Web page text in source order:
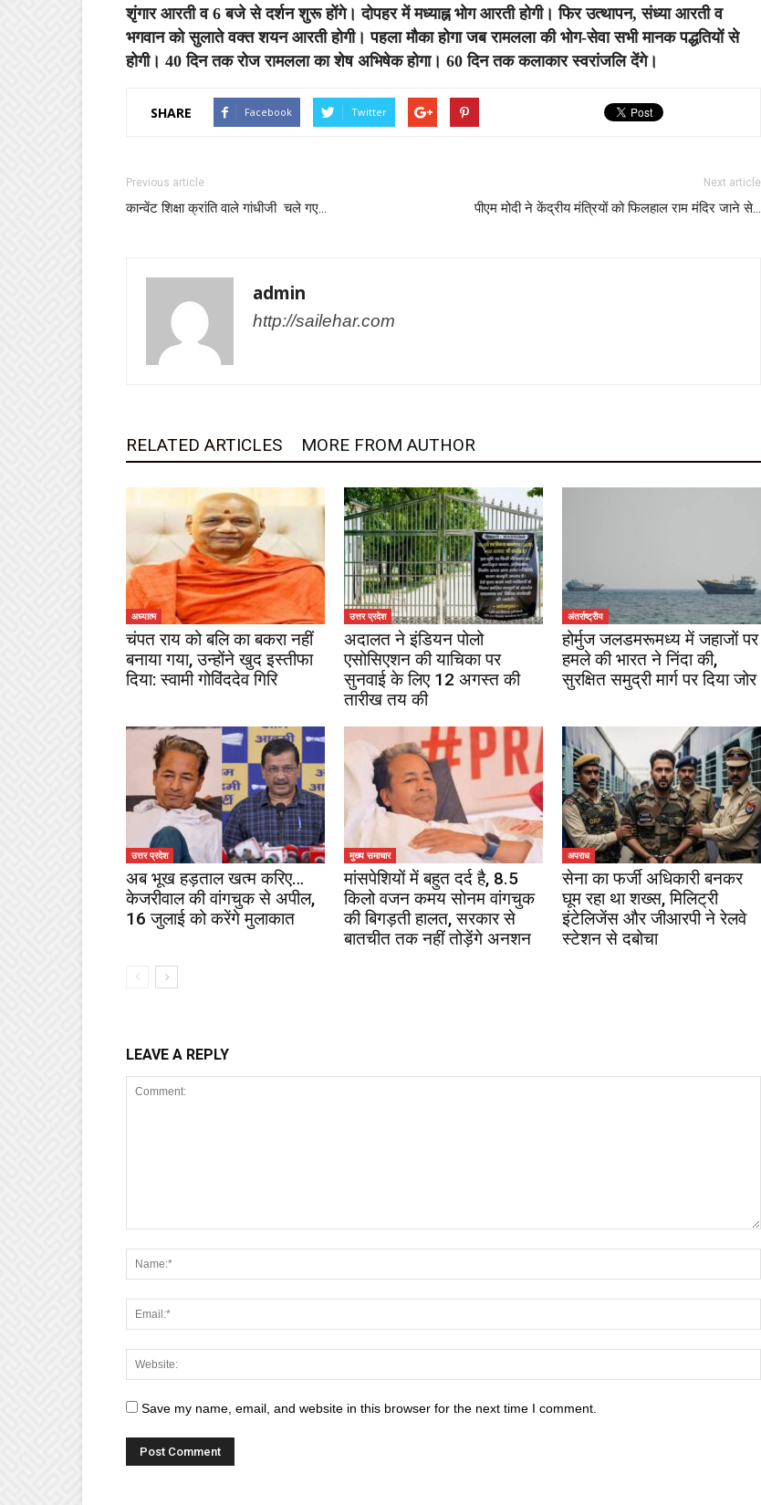
शृंगार आरती व 6 बजे से दर्शन शुरू होंगे। दोपहर में मध्याह्न भोग आरती होगी। फिर उत्थापन, संध्या आरती व
भगवान को सुलाते वक्त शयन आरती होगी। पहला मौका होगा जब रामलला की भोग-सेवा सभी मानक पद्धतियों से
होगी। 40 दिन तक रोज रामलला का शेष अभिषेक होगा। 60 दिन तक कलाकार स्वरांजलि देंगे।
SHARE Facebook Twitter
Previous article
कान्वेंट शिक्षा क्रांति वाले गांधीजी चले गए…
Next article
पीएम मोदी ने केंद्रीय मंत्रियों को फिलहाल राम मंदिर जाने से…
admin
http://sailehar.com
RELATED ARTICLES MORE FROM AUTHOR
अध्यात्म
चंपत राय को बलि का बकरा नहीं
बनाया गया, उन्होंने खुद इस्तीफा
दिया: स्वामी गोविंददेव गिरि
उत्तर प्रदेश
अदालत ने इंडियन पोलो
एसोसिएशन की याचिका पर
सुनवाई के लिए 12 अगस्त की
तारीख तय की
अंतर्राष्ट्रीय
होर्मुज जलडमरूमध्य में जहाजों पर
हमले की भारत ने निंदा की,
सुरक्षित समुद्री मार्ग पर दिया जोर
उत्तर प्रदेश
अब भूख हड़ताल खत्म करिए…
केजरीवाल की वांगचुक से अपील,
16 जुलाई को करेंगे मुलाकात
मुख्य समाचार
मांसपेशियों में बहुत दर्द है, 8.5
किलो वजन कमय सोनम वांगचुक
की बिगड़ती हालत, सरकार से
बातचीत तक नहीं तोड़ेंगे अनशन
अपराध
सेना का फर्जी अधिकारी बनकर
घूम रहा था शख्स, मिलिट्री
इंटेलिजेंस और जीआरपी ने रेलवे
स्टेशन से दबोचा
LEAVE A REPLY
Save my name, email, and website in this browser for the next time I comment.